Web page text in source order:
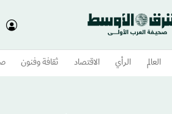
العالم الرأي الاقتصاد ثقافة وفنون